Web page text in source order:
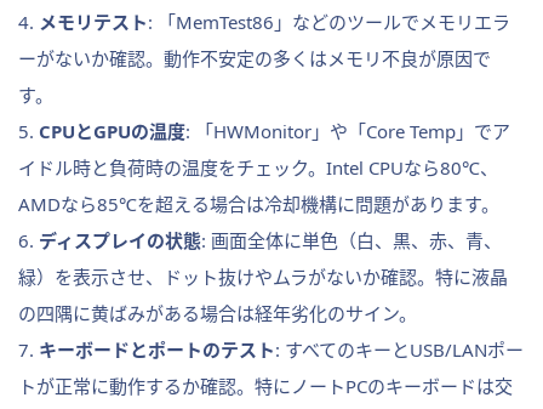
4. メモリテスト: 「MemTest86」などのツールでメモリエラ
ーがないか確認。動作不安定の多くはメモリ不良が原因で
す。
5. CPUとGPUの温度: 「HWMonitor」や「Core Temp」でア
イドル時と負荷時の温度をチェック。Intel CPUなら80℃、
AMDなら85℃を超える場合は冷却機構に問題があります。
6. ディスプレイの状態: 画面全体に単色（白、黒、赤、青、
緑）を表示させ、ドット抜けやムラがないか確認。特に液晶
の四隅に黄ばみがある場合は経年劣化のサイン。
7. キーボードとポートのテスト: すべてのキーとUSB/LANポー
トが正常に動作するか確認。特にノートPCのキーボードは交